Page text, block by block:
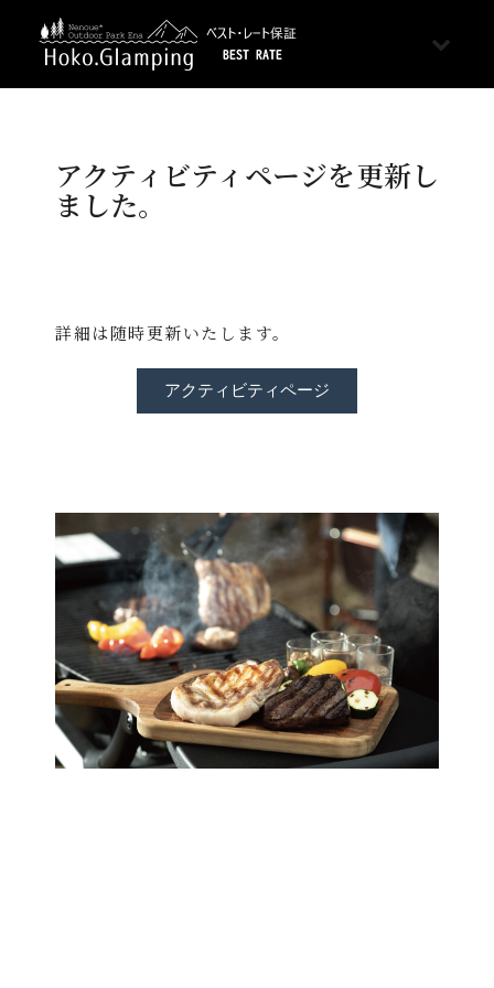
アクティビティページを更新し
ました。
詳細は随時更新いたします。
アクティビティページ